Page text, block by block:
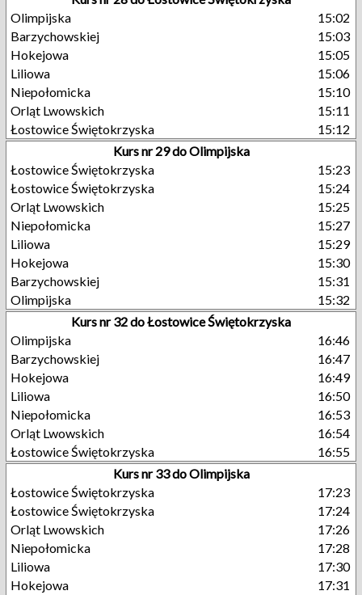
Olimpijska
15:02
Barzychowskiej
15:03
Hokejowa
15:05
Liliowa
15:06
Niepołomicka
15:10
Orląt Lwowskich
15:11
Łostowice Świętokrzyska
15:12
Kurs nr 29 do Olimpijska
Łostowice Świętokrzyska
15:23
Łostowice Świętokrzyska
15:24
Orląt Lwowskich
15:25
Niepołomicka
15:27
Liliowa
15:29
Hokejowa
15:30
Barzychowskiej
15:31
Olimpijska
15:32
Kurs nr 32 do Łostowice Świętokrzyska
Olimpijska
16:46
Barzychowskiej
16:47
Hokejowa
16:49
Liliowa
16:50
Niepołomicka
16:53
Orląt Lwowskich
16:54
Łostowice Świętokrzyska
16:55
Kurs nr 33 do Olimpijska
Łostowice Świętokrzyska
17:23
Łostowice Świętokrzyska
17:24
Orląt Lwowskich
17:26
Niepołomicka
17:28
Liliowa
17:30
Hokejowa
17:31